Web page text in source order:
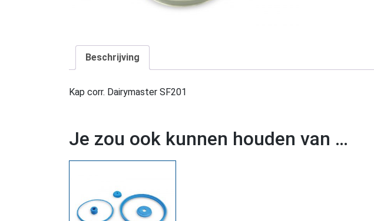
Beschrijving
Kap corr. Dairymaster SF201
Je zou ook kunnen houden van …